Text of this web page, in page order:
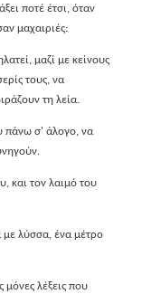
ποτέ έτσι, όταν
μαχαιριές:
μαζί με κείνους
τους, να
τη λεία.
πάνω σ' άλογο, να
και τον λαιμό του
με λύσσα, ένα μέτρο
μόνες λέξεις που